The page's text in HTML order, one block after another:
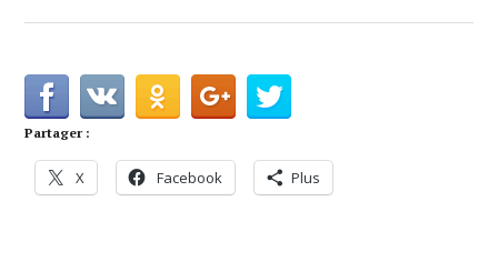
Partager :
X Facebook Plus